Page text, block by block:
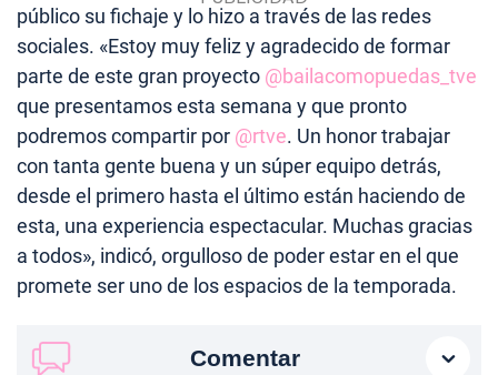
público su fichaje y lo hizo a través de las redes
sociales. «Estoy muy feliz y agradecido de formar
parte de este gran proyecto @bailacomopuedas_tve
que presentamos esta semana y que pronto
podremos compartir por @rtve. Un honor trabajar
con tanta gente buena y un súper equipo detrás,
desde el primero hasta el último están haciendo de
esta, una experiencia espectacular. Muchas gracias
a todos», indicó, orgulloso de poder estar en el que
promete ser uno de los espacios de la temporada.
Comentar